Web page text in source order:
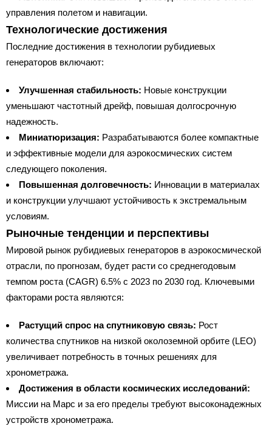
управления полетом и навигации.
Технологические достижения
Последние достижения в технологии рубидиевых
генераторов включают:
Улучшенная стабильность: Новые конструкции
уменьшают частотный дрейф, повышая долгосрочную
надежность.
Миниатюризация: Разрабатываются более компактные
и эффективные модели для аэрокосмических систем
следующего поколения.
Повышенная долговечность: Инновации в материалах
и конструкции улучшают устойчивость к экстремальным
условиям.
Рыночные тенденции и перспективы
Мировой рынок рубидиевых генераторов в аэрокосмической
отрасли, по прогнозам, будет расти со среднегодовым
темпом роста (CAGR) 6.5% с 2023 по 2030 год. Ключевыми
факторами роста являются:
Растущий спрос на спутниковую связь: Рост
количества спутников на низкой околоземной орбите (LEO)
увеличивает потребность в точных решениях для
хронометража.
Достижения в области космических исследований:
Миссии на Марс и за его пределы требуют высоконадежных
устройств хронометража.